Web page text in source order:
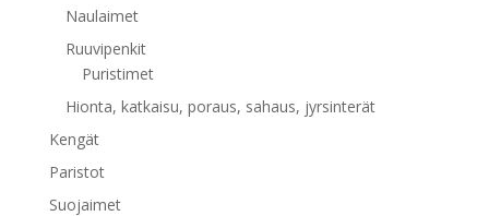
Naulaimet
Ruuvipenkit
Puristimet
Hionta, katkaisu, poraus, sahaus, jyrsinterät
Kengät
Paristot
Suojaimet